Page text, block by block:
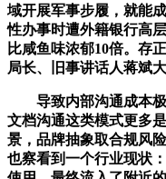
域开展军事步履，就能
性办事时遭外籍银行高
比咸鱼味浓郁10倍。存
局长、旧事讲话人蒋斌
导致内部沟通成本极
文档沟通这类模式更多
景，品牌抽象取合规风
也察看到一个行业现状